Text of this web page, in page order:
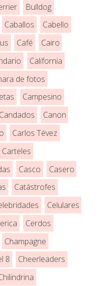
Bulldog
Caballos
Cabello
Café
Cairo
California
de fotos
Campesino
Candados
Canon
Carlos Tévez
Carteles
Casco
Casero
Catástrofes
Celulares
Cerdos
Champagne
8
Cheerleaders